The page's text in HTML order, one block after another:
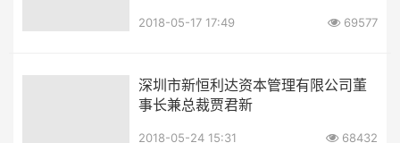
2018-05-17 17:49 69577
深圳市新恒利达资本管理有限公司董
事长兼总裁贾君新
2018-05-24 15:31 68432